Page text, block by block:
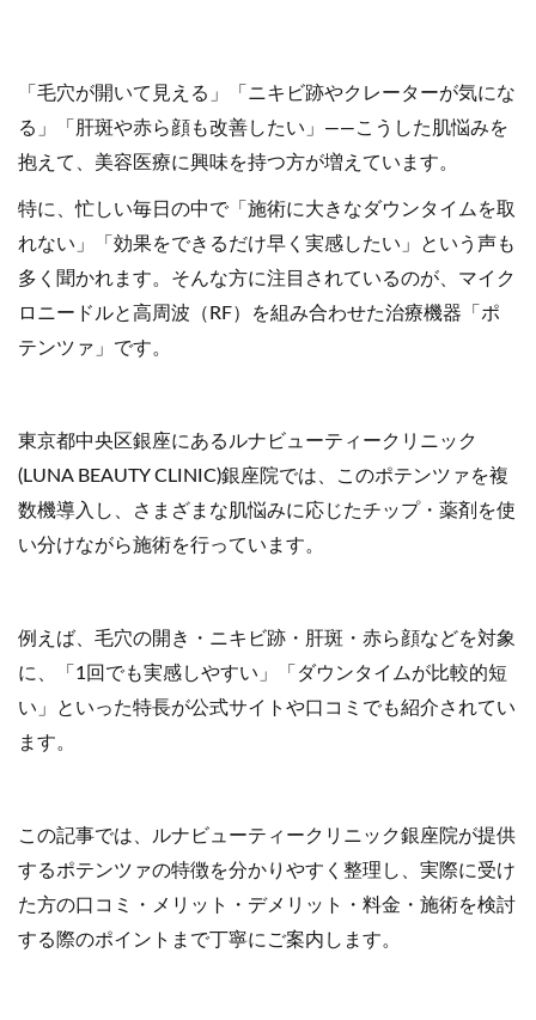
「毛穴が開いて見える」「ニキビ跡やクレーターが気にな
る」「肝斑や赤ら顔も改善したい」――こうした肌悩みを
抱えて、美容医療に興味を持つ方が増えています。
特に、忙しい毎日の中で「施術に大きなダウンタイムを取
れない」「効果をできるだけ早く実感したい」という声も
多く聞かれます。そんな方に注目されているのが、マイク
ロニードルと高周波（RF）を組み合わせた治療機器「ポ
テンツァ」です。
東京都中央区銀座にあるルナビューティークリニック
(LUNA BEAUTY CLINIC)銀座院では、このポテンツァを複
数機導入し、さまざまな肌悩みに応じたチップ・薬剤を使
い分けながら施術を行っています。
例えば、毛穴の開き・ニキビ跡・肝斑・赤ら顔などを対象
に、「1回でも実感しやすい」「ダウンタイムが比較的短
い」といった特長が公式サイトや口コミでも紹介されてい
ます。
この記事では、ルナビューティークリニック銀座院が提供
するポテンツァの特徴を分かりやすく整理し、実際に受け
た方の口コミ・メリット・デメリット・料金・施術を検討
する際のポイントまで丁寧にご案内します。